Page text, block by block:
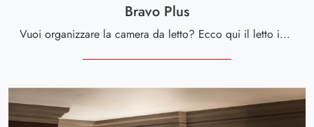
Bravo Plus
Vuoi organizzare la camera da letto? Ecco qui il letto in tessuto Bravo Plus di Tomasella per spazi moderni.